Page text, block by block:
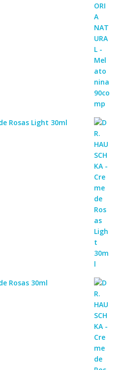
Rosas Light 30ml
Rosas 30ml